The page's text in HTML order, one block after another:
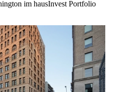
im hausInvest Portfolio